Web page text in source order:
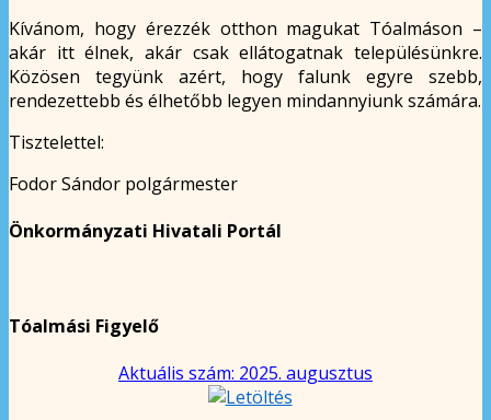
Kívánom, hogy érezzék otthon magukat Tóalmáson –
akár itt élnek, akár csak ellátogatnak településünkre.
Közösen tegyünk azért, hogy falunk egyre szebb,
rendezettebb és élhetőbb legyen mindannyiunk számára.
Tisztelettel:
Fodor Sándor polgármester
Önkormányzati Hivatali Portál
Tóalmási Figyelő
Aktuális szám: 2025. augusztus